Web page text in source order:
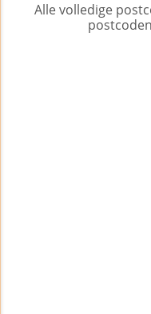
Alle volledige